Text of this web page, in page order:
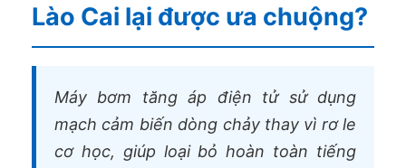
Lào Cai lại được ưa chuộng?
Máy bơm tăng áp điện tử sử dụng
mạch cảm biến dòng chảy thay vì rơ le
cơ học, giúp loại bỏ hoàn toàn tiếng